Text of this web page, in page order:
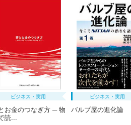
ビジネス・実用
お金のつなぎ方 ─ 物
読...
ビジネス・実用
バルブ屋の進化論